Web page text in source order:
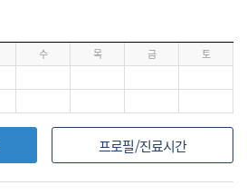
수 목 금
토
프로필/진료시간